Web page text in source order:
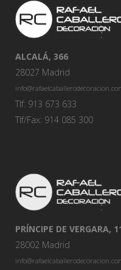
ALCALÁ, 366
28027 Madrid
Tlf: 913 673 633
Tlf/Fax: 914 085 300
PRÍNCIPE DE VERGARA,
28002 Madrid